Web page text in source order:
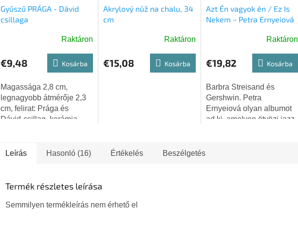
Gyűszű PRÁGA - Dávid
csillaga
Raktáron
€9,48 Kosárba
Magassága 2,8 cm,
legnagyobb átmérője 2,3
cm, felirat: Prága és
Dávid-csillag, kerámia
Akrylový nůž na chalu, 34
cm
Raktáron
€15,08 Kosárba
Azt Én vagyok én / Ez Is
Nekem ~ Petra Ernyeiová
Raktáron
€19,82 Kosárba
Barbra Streisand és
Gershwin. Petra
Ernyeiová olyan albumot
ad ki, amelyen ötvözi jazz
Leírás Hasonló (16) Értékelés Beszélgetés
Termék részletes leírása
Semmilyen termékleírás nem érhető el